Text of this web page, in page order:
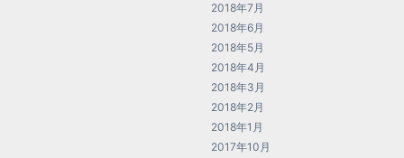
2018年7月
2018年6月
2018年5月
2018年4月
2018年3月
2018年2月
2018年1月
2017年10月